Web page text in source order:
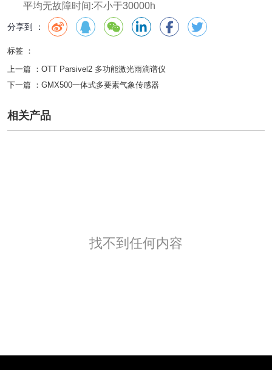
平均无故障时间:不小于30000h
分享到 ：
标签 ：
上一篇 ： OTT Parsivel2 多功能激光雨滴谱仪
下一篇 ： GMX500一体式多要素气象传感器
相关产品
找不到任何内容